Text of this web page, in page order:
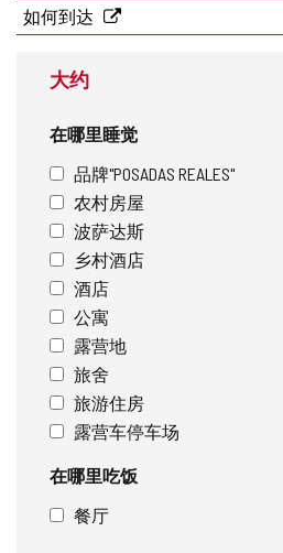
址
如何到达
大约
在哪里睡觉
品牌"POSADAS REALES"
农村房屋
波萨达斯
乡村酒店
酒店
公寓
露营地
旅舍
旅游住房
露营车停车场
在哪里吃饭
餐厅